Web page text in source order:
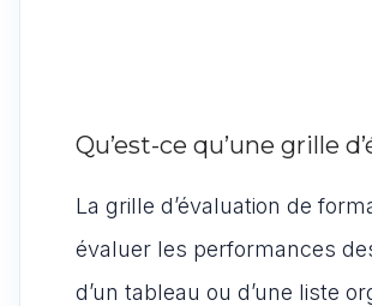
Qu’est-ce qu’une grille
La grille d’évaluation de
évaluer les performances
d’un tableau ou d’une liste